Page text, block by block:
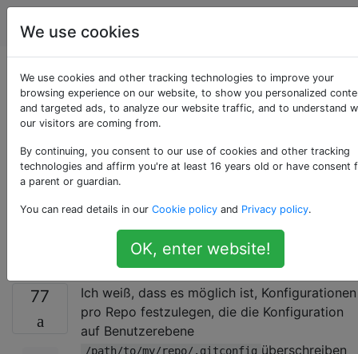
Programmierung
Legen Sie die Git-
Konfigurationswerte
für alle
untergeordneten
Ordner fest
77
Ich weiß, dass es möglich ist, Konfigurationen
pro Repo festzulegen, die die Konfiguration
auf Benutzerebene
/path/to/my/repo/.gitconfig überschreiben
We use cookies
We use cookies and other tracking technologies to improve your
browsing experience on our website, to show you personalized
and targeted ads, to analyze our website traffic, and to understand
our visitors are coming from.
By continuing, you consent to our use of cookies and other tracking
technologies and affirm you're at least 16 years old or have consent
a parent or guardian.
You can read details in our Cookie policy and Privacy policy.
OK, enter website!